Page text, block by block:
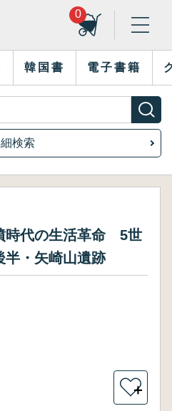
0
韓国書 電子書籍
検索
時代の生活革命 5世
半・矢崎山遺跡
＋